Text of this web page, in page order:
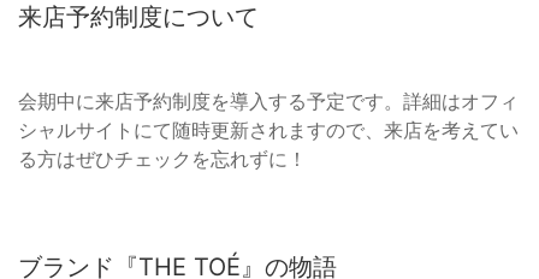
来店予約制度について
会期中に来店予約制度を導入する予定です。詳細はオフィ
シャルサイトにて随時更新されますので、来店を考えてい
る方はぜひチェックを忘れずに！
ブランド『THE TOÉ』の物語